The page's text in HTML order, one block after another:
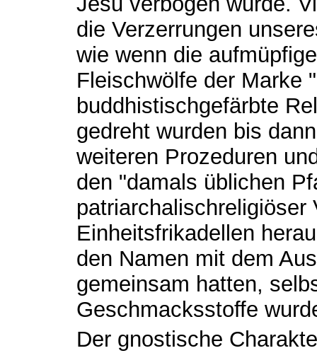
die Verzerrungen
wie wenn die
Fleischwölfe der Marke
buddhistischgefärbte
gedreht wurden bis
weiteren Prozeduren
den "damals üblichen
patriarchalischreligiöser
Einheitsfrikadellen
den Namen mit dem
gemeinsam hatten,
Geschmacksstoffe
Der gnostische